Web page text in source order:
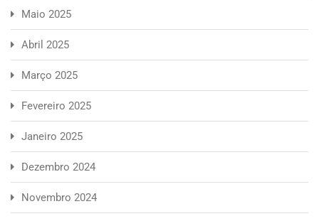
Maio 2025
Abril 2025
Março 2025
Fevereiro 2025
Janeiro 2025
Dezembro 2024
Novembro 2024